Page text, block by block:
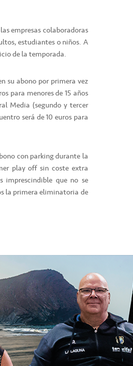
empresas colaboradoras
estudiantes o niños. A
de la temporada.
su abono por primera vez
para menores de 15 años
Media (segundo y tercer
será de 10 euros para
con parking durante la
play off sin coste extra
imprescindible que no se
la primera eliminatoria de